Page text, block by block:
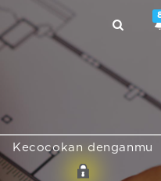
Kecocokan denganmu